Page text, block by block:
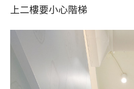
上二樓要小心階梯